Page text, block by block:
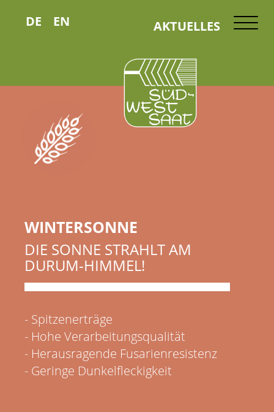
DE EN AKTUELLES
WINTERSONNE
DIE SONNE STRAHLT AM
DURUM-HIMMEL!
- Spitzenerträge
- Hohe Verarbeitungsqualität
- Herausragende Fusarienresistenz
- Geringe Dunkelfleckigkeit